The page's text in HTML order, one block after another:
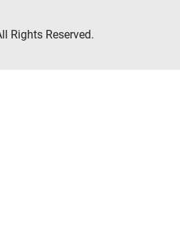
Rights Reserved.